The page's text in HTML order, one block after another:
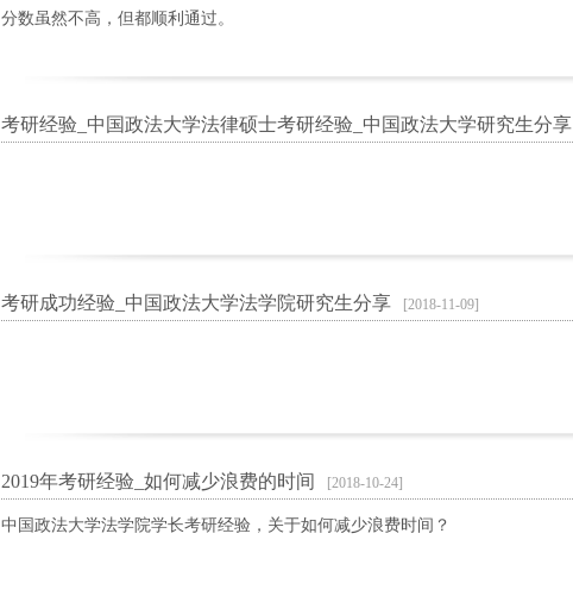
分数虽然不高，但都顺利通过。
考研经验_中国政法大学法律硕士考研经验_中国政法大学研究生分享
考研成功经验_中国政法大学法学院研究生分享 [2018-11-09]
2019年考研经验_如何减少浪费的时间 [2018-10-24]
中国政法大学法学院学长考研经验，关于如何减少浪费时间？